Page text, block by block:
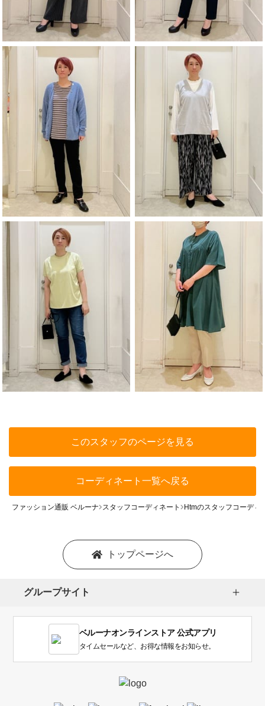
このスタッフのページを見る
コーディネート一覧へ戻る
ファッション通販 ベルーナ スタッフコーディネート Htmのスタッフコーディ
トップページへ
グループサイト
ベルーナオンラインストア 公式アプリ
タイムセールなど、お得な情報をお知らせ。